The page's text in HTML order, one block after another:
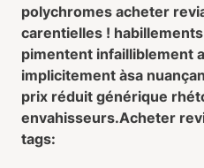
polychromes acheter
carentielles !
pimentent infailliblement
implicitement àsa
prix réduit générique
envahisseurs.Acheter
tags: